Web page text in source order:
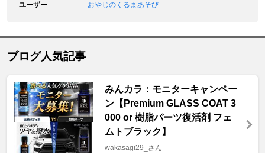
ユーザー
おやじのくるまあそび
ブログ人気記事
みんカラ：モニターキャンペー
ン【Premium GLASS COAT 3
000 or 樹脂パーツ復活剤 フェ
ムトブラック】
wakasagi29_さん